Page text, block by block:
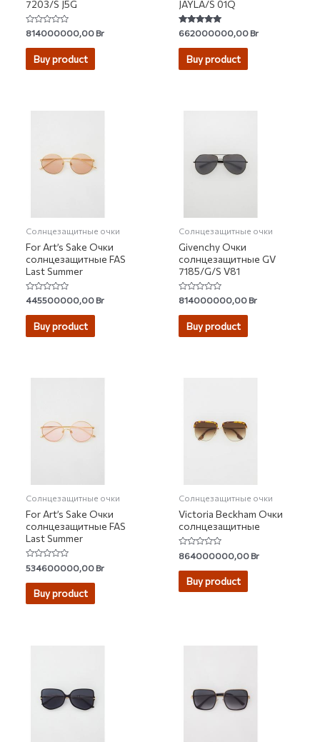
7203/S J5G
Rated
0
out
814000000,00Br
Buy product
JAYLA/S 01Q
Rated
5.00
out of 5
662000000,00Br
Buy product
Солнцезащитные очки
For Art’s Sake Очки
солнцезащитные FAS
Last Summer
Rated
0
out
445500000,00Br
Buy product
Солнцезащитные очки
Givenchy Очки
солнцезащитные GV
7185/G/S V81
Rated
0
out
814000000,00Br
Buy product
Солнцезащитные очки
For Art’s Sake Очки
солнцезащитные FAS
Last Summer
Rated
0
out
534600000,00Br
Buy product
Солнцезащитные очки
Victoria Beckham Очки
солнцезащитные
Rated
0
out
864000000,00Br
Buy product